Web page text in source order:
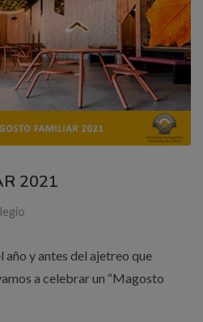
2021
y antes del ajetreo que
a celebrar un “Magosto